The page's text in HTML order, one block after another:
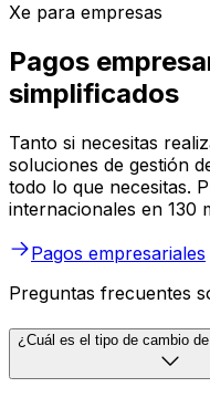
Xe para empresas
Pagos
simplificados
Tanto si necesitas
soluciones de gestión
todo lo que necesitas.
internacionales en 130
Pagos empresariales
Preguntas frecuentes
¿Cuál es el tipo de cambio